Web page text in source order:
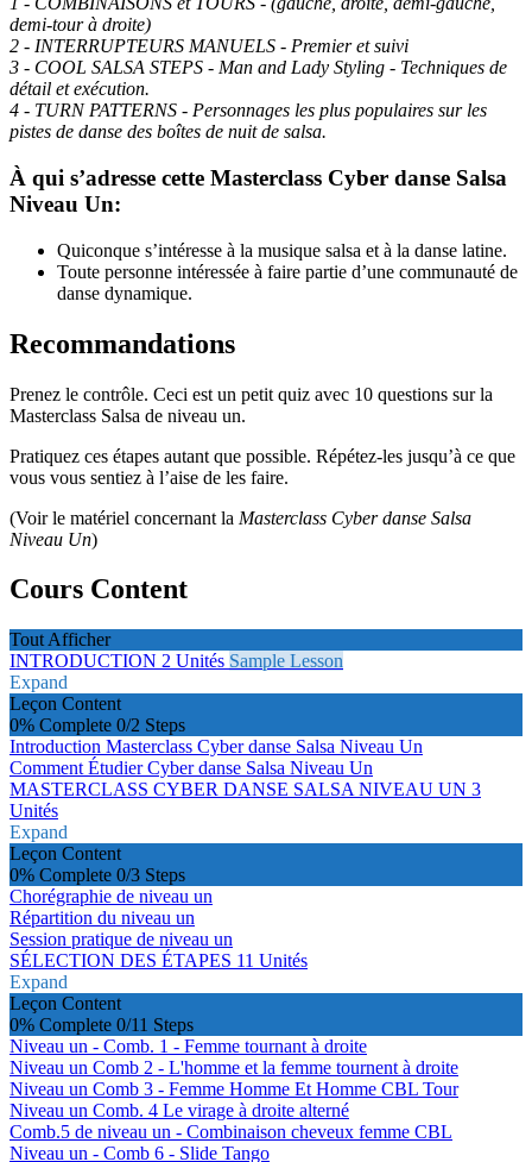
demi-tour à droite)
2 - INTERRUPTEURS MANUELS - Premier et suivi
3 - COOL SALSA STEPS - Man and Lady Styling - Techniques de
détail et exécution.
4 - TURN PATTERNS - Personnages les plus populaires sur les
pistes de danse des boîtes de nuit de salsa.
À qui s’adresse cette Masterclass Cyber ​​danse Salsa
Niveau Un:
Quiconque s’intéresse à la musique salsa et à la danse latine.
Toute personne intéressée à faire partie d’une communauté de
danse dynamique.
Recommandations
Prenez le contrôle. Ceci est un petit quiz avec 10 questions sur la
Masterclass Salsa de niveau un.
Pratiquez ces étapes autant que possible. Répétez-les jusqu’à ce que
vous vous sentiez à l’aise de les faire.
(Voir le matériel concernant la Masterclass Cyber ​​danse Salsa
Niveau Un)
Cours Content
Tout Afficher
INTRODUCTION 2 Unités Sample Lesson
Expand
Leçon Content
0% Complete 0/2 Steps
Introduction Masterclass Cyber ​​danse Salsa Niveau Un
Comment Étudier Cyber ​​danse Salsa Niveau Un
MASTERCLASS CYBER DANSE SALSA NIVEAU UN 3
Unités
Expand
Leçon Content
0% Complete 0/3 Steps
Chorégraphie de niveau un
Répartition du niveau un
Session pratique de niveau un
SÉLECTION DES ÉTAPES 11 Unités
Expand
Leçon Content
0% Complete 0/11 Steps
Niveau un - Comb. 1 - Femme tournant à droite
Niveau un Comb 2 - L'homme et la femme tournent à droite
Niveau un Comb 3 - Femme Homme Et Homme CBL Tour
Niveau un Comb. 4 Le virage à droite alterné
Comb.5 de niveau un - Combinaison cheveux femme CBL
Niveau un - Comb 6 - Slide Tango